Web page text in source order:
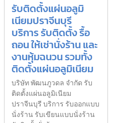
รับติดตั้งแผ่นอลูมิ
เนียมปราจีนบุรี
บริการ รับติดตั้ง รื้อ
ถอน ให้เช่านั่งร้าน และ
งานหุ้มฉนวน รวมทั้ง
ติดตั้งแผ่นอลูมิเนียม
บริษัท พัฒนภูวดล จำกัด รับ
ติดตั้งแผ่นอลูมิเนียม
ปราจีนบุรี บริการ รับออกแบบ
นั่งร้าน รับเขียนแบบนั่งร้าน